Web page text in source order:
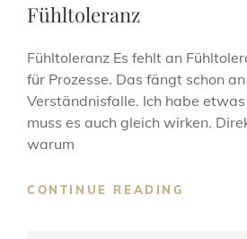
Fühltoleranz
Fühltoleranz Es fehlt an
für Prozesse. Das fängt schon
Verständnisfalle. Ich habe
muss es auch gleich wirken.
warum
CONTINUE READING